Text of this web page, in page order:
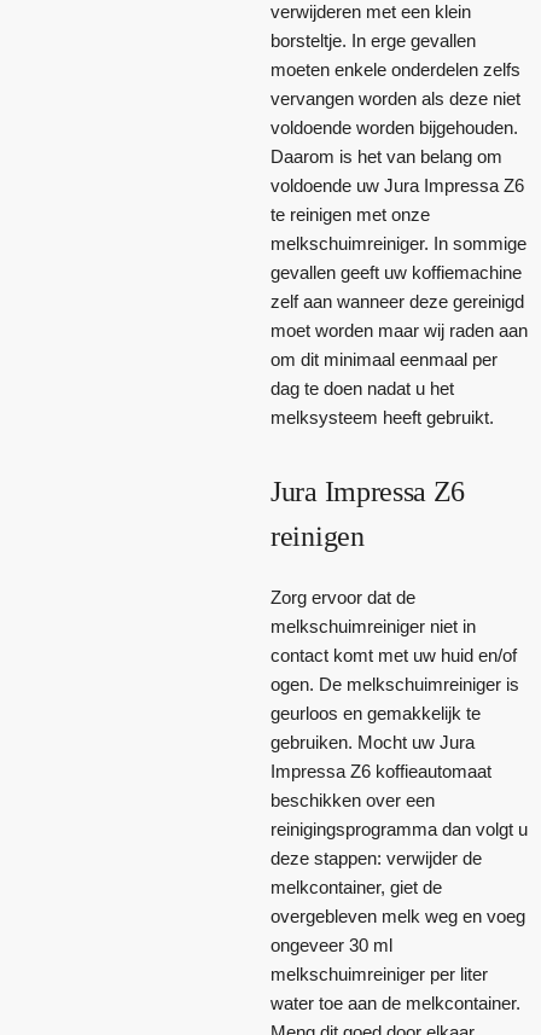
verwijderen met een klein
borsteltje. In erge gevallen
moeten enkele onderdelen zelfs
vervangen worden als deze niet
voldoende worden bijgehouden.
Daarom is het van belang om
voldoende uw Jura Impressa Z6
te reinigen met onze
melkschuimreiniger. In sommige
gevallen geeft uw koffiemachine
zelf aan wanneer deze gereinigd
moet worden maar wij raden aan
om dit minimaal eenmaal per
dag te doen nadat u het
melksysteem heeft gebruikt.
Jura Impressa Z6
reinigen
Zorg ervoor dat de
melkschuimreiniger niet in
contact komt met uw huid en/of
ogen. De melkschuimreiniger is
geurloos en gemakkelijk te
gebruiken. Mocht uw Jura
Impressa Z6 koffieautomaat
beschikken over een
reinigingsprogramma dan volgt u
deze stappen: verwijder de
melkcontainer, giet de
overgebleven melk weg en voeg
ongeveer 30 ml
melkschuimreiniger per liter
water toe aan de melkcontainer.